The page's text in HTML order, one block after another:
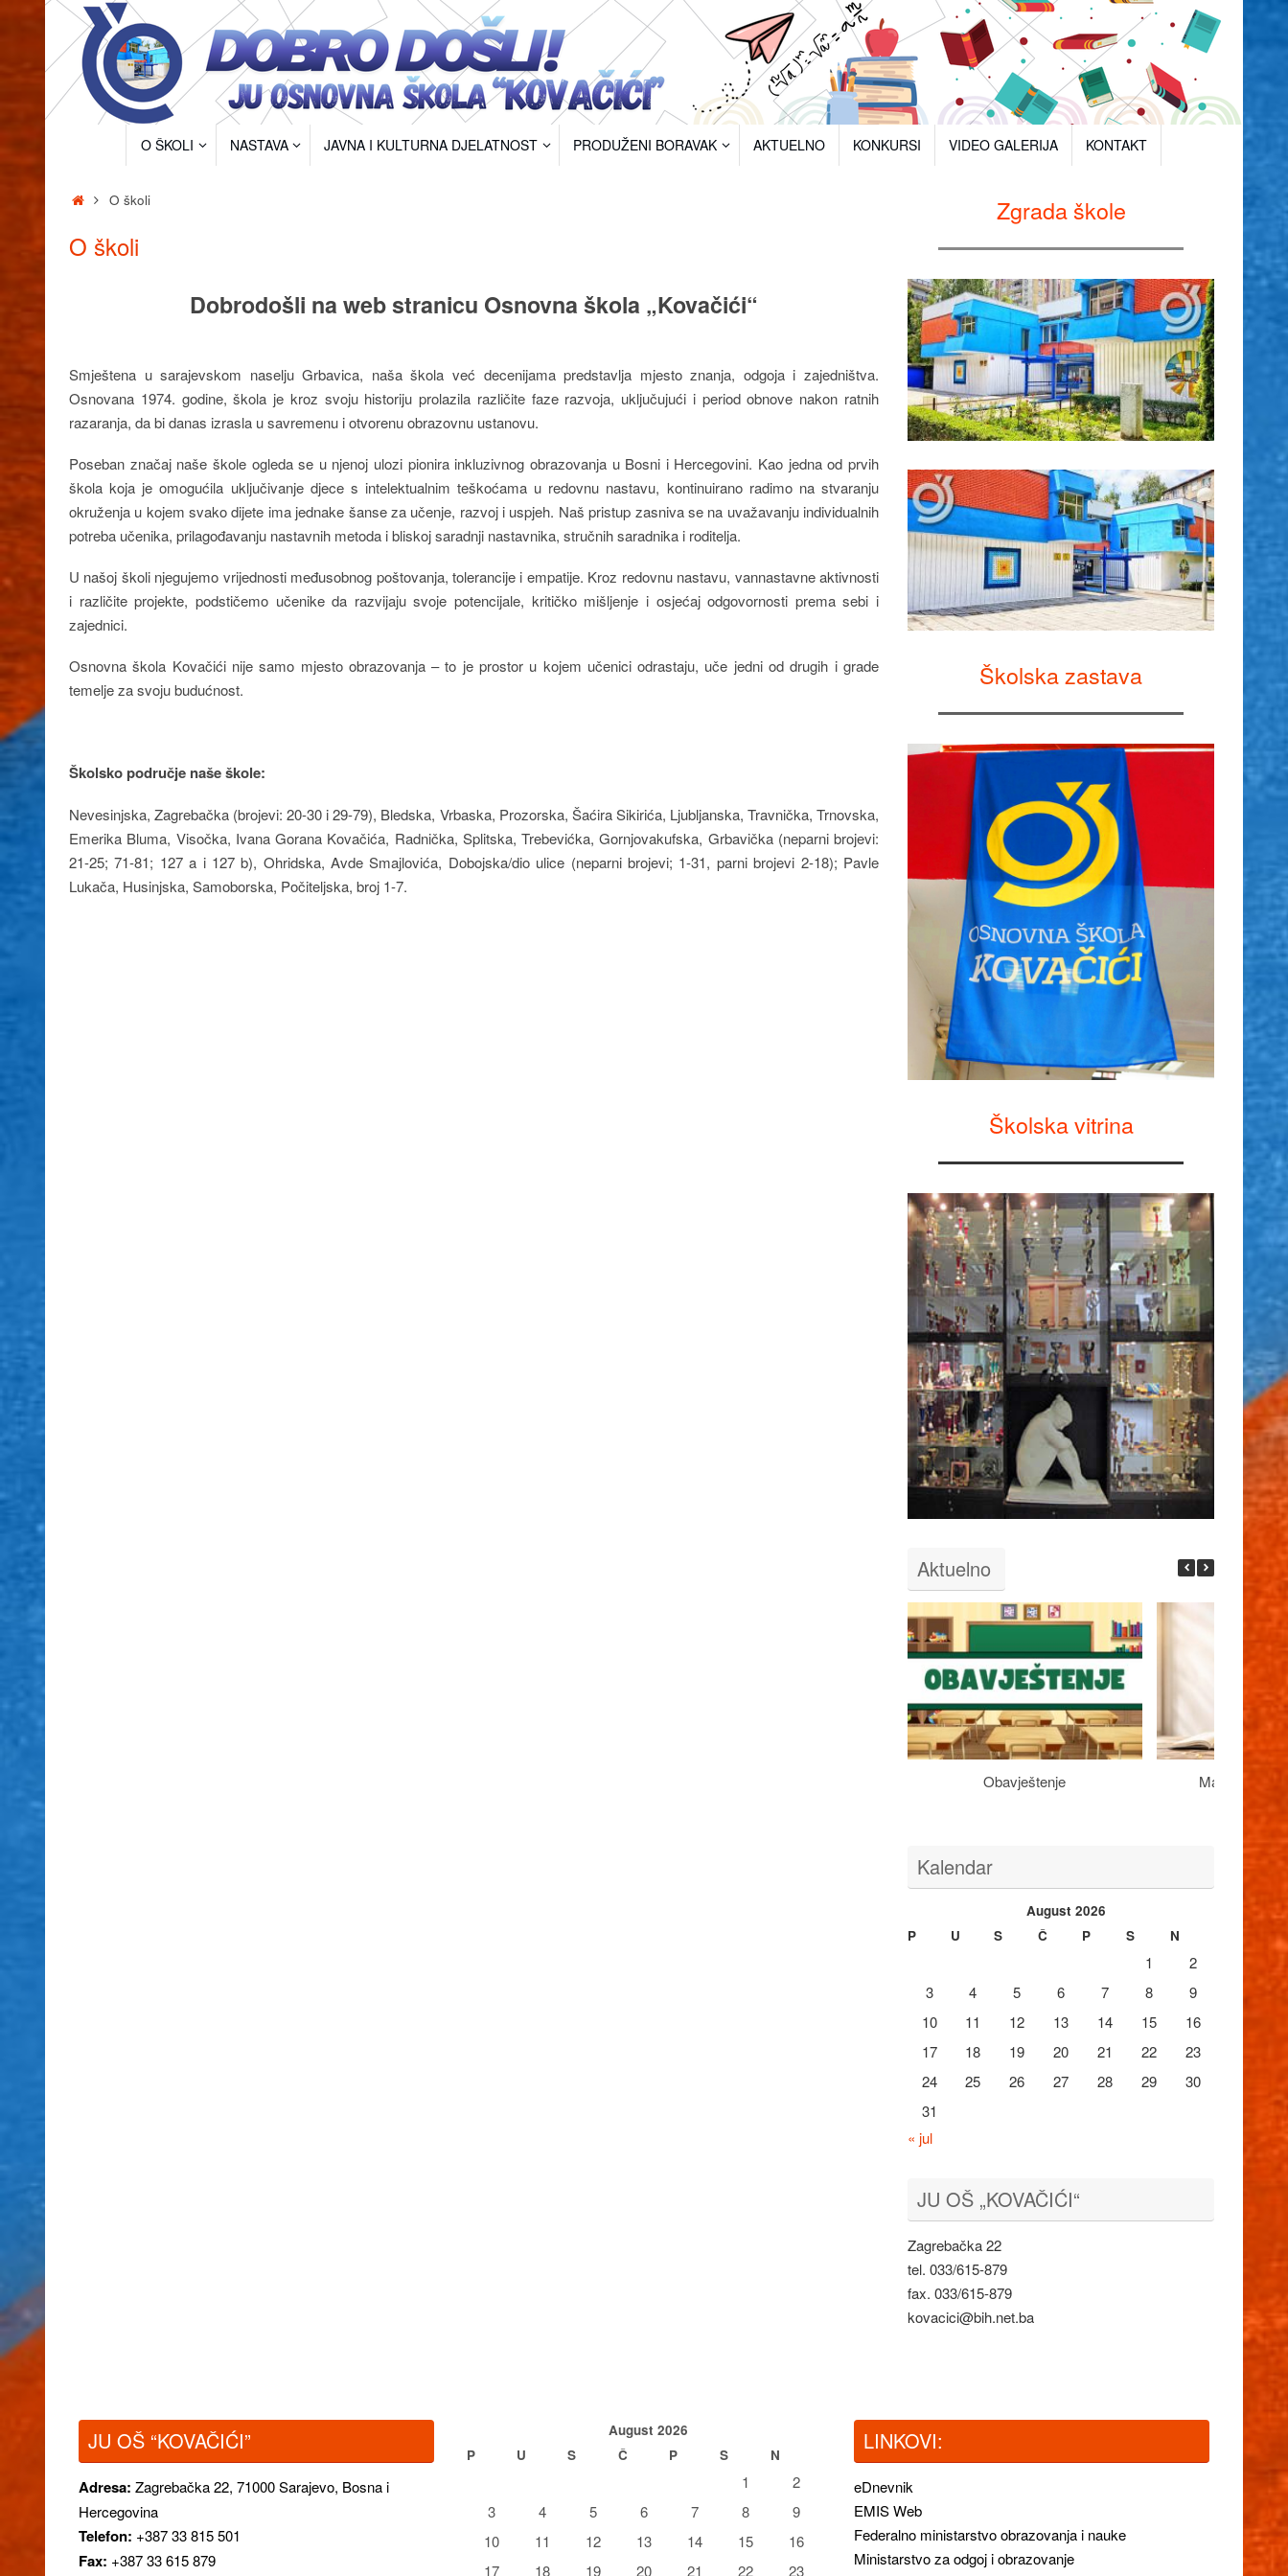
O ŠKOLI NASTAVA JAVNA I KULTURNA DJELATNOST PRODUŽENI BORAVAK AKTUELNO KONKURSI VIDEO GALERIJA KONTAKT
HomeO školi
O školi
Dobrodošli na web stranicu Osnovna škola „Kovačići“
Smještena u sarajevskom naselju Grbavica, naša škola već decenijama predstavlja mjesto znanja, odgoja i zajedništva.
Osnovana 1974. godine, škola je kroz svoju historiju prolazila različite faze razvoja, uključujući i period obnove nakon ratnih
razaranja, da bi danas izrasla u savremenu i otvorenu obrazovnu ustanovu.
Poseban značaj naše škole ogleda se u njenoj ulozi pionira inkluzivnog obrazovanja u Bosni i Hercegovini. Kao jedna od prvih
škola koja je omogućila uključivanje djece s intelektualnim teškoćama u redovnu nastavu, kontinuirano radimo na stvaranju
okruženja u kojem svako dijete ima jednake šanse za učenje, razvoj i uspjeh. Naš pristup zasniva se na uvažavanju individualnih
potreba učenika, prilagođavanju nastavnih metoda i bliskoj saradnji nastavnika, stručnih saradnika i roditelja.
U našoj školi njegujemo vrijednosti međusobnog poštovanja, tolerancije i empatije. Kroz redovnu nastavu, vannastavne aktivnosti
i različite projekte, podstičemo učenike da razvijaju svoje potencijale, kritičko mišljenje i osjećaj odgovornosti prema sebi i
zajednici.
Osnovna škola Kovačići nije samo mjesto obrazovanja – to je prostor u kojem učenici odrastaju, uče jedni od drugih i grade
temelje za svoju budućnost.
Školsko područje naše škole:
Nevesinjska, Zagrebačka (brojevi: 20-30 i 29-79), Bledska, Vrbaska, Prozorska, Šaćira Sikirića, Ljubljanska, Travnička, Trnovska,
Emerika Bluma, Visočka, Ivana Gorana Kovačića, Radnička, Splitska, Trebevićka, Gornjovakufska, Grbavička (neparni brojevi:
21-25; 71-81; 127 a i 127 b), Ohridska, Avde Smajlovića, Dobojska/dio ulice (neparni brojevi; 1-31, parni brojevi 2-18); Pavle
Lukača, Husinjska, Samoborska, Počiteljska, broj 1-7.
Zgrada škole
Školska zastava
Školska vitrina
Aktuelno
Obavještenje Maturantima
Kalendar
August 2026
P
U S Č P S N
1
2
3
4 5 6 7 8
9
10
11 12 13 14 15
16
17
18 19 20 21 22
23
24
25 26 27 28 29
30
31
« jul
JU OŠ „KOVAČIĆI“
Zagrebačka 22
tel. 033/615-879
fax. 033/615-879
kovacici@bih.net.ba
JU OŠ “KOVAČIĆI”
Adresa: Zagrebačka 22, 71000 Sarajevo, Bosna i
Hercegovina
Telefon: +387 33 815 501
Fax: +387 33 615 879
August 2026
P
U S Č P S N
1
2
3
4 5 6 7 8
9
10
11 12 13 14 15
16
17
18 19 20 21 22 23
LINKOVI:
eDnevnik
EMIS Web
Federalno ministarstvo obrazovanja i nauke
Ministarstvo za odgoj i obrazovanje